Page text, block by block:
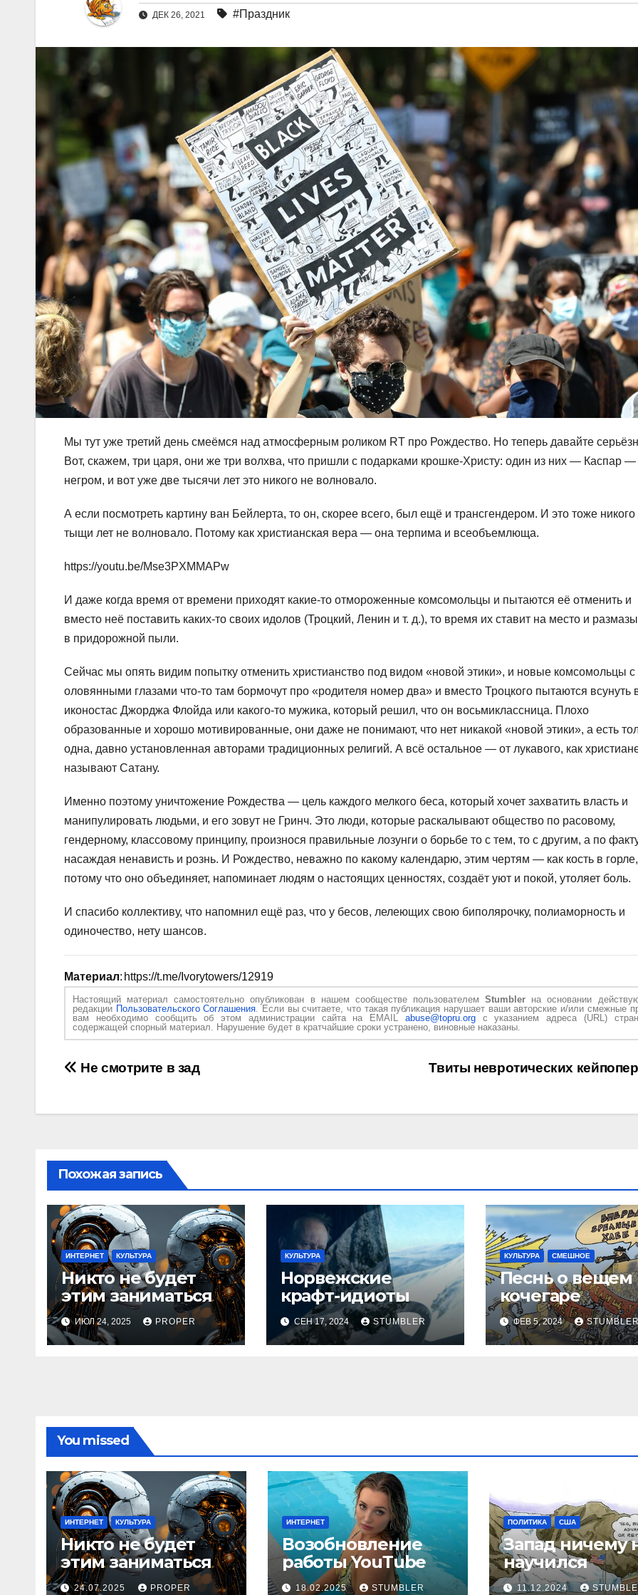
ДЕК 26, 2021 #Праздник
Мы тут уже третий день смеёмся над атмосферным роликом RT про Рождество. Но теперь давайте
Вот, скажем, три царя, они же три волхва, что пришли с подарками крошке-Христу: один из них — Каспар
негром, и вот уже две тысячи лет это никого не волновало.
А если посмотреть картину ван Бейлерта, то он, скорее всего, был ещё и трансгендером. И это тоже никого
тыщи лет не волновало. Потому как христианская вера — она терпима и всеобъемлюща.
https://youtu.be/Mse3PXMMAPw
И даже когда время от времени приходят какие-то отмороженные комсомольцы и пытаются её отменить и
вместо неё поставить каких-то своих идолов (Троцкий, Ленин и т. д.), то время их ставит на место и
в придорожной пыли.
Сейчас мы опять видим попытку отменить христианство под видом «новой этики», и новые комсомольцы с
оловянными глазами что-то там бормочут про «родителя номер два» и вместо Троцкого пытаются всунуть
иконостас Джорджа Флойда или какого-то мужика, который решил, что он восьмиклассница. Плохо
образованные и хорошо мотивированные, они даже не понимают, что нет никакой «новой этики», а есть
одна, давно установленная авторами традиционных религий. А всё остальное — от лукавого, как
называют Сатану.
Именно поэтому уничтожение Рождества — цель каждого мелкого беса, который хочет захватить власть и
манипулировать людьми, и его зовут не Гринч. Это люди, которые раскалывают общество по расовому,
гендерному, классовому принципу, произнося правильные лозунги о борьбе то с тем, то с другим, а по
насаждая ненависть и рознь. И Рождество, неважно по какому календарю, этим чертям — как кость в горле,
потому что оно объединяет, напоминает людям о настоящих ценностях, создаёт уют и покой, утоляет боль.
И спасибо коллективу, что напомнил ещё раз, что у бесов, лелеющих свою биполярочку, полиаморность и
одиночество, нету шансов.
Материал: https://t.me/Ivorytowers/12919
Настоящий материал самостоятельно опубликован в нашем сообществе пользователемStumbler на основании
редакции Пользовательского Соглашения. Если вы считаете, что такая публикация нарушает ваши авторские и/или смежные
вам необходимо сообщить об этом администрации сайта на EMAIL abuse@topru.orgс указанием адреса (URL)
содержащей спорный материал. Нарушение будет в кратчайшие сроки устранено, виновные наказаны.
Навигация
Твиты невротических
Не смотрите в зад
Похожая запись
ИНТЕРНЕТ КУЛЬТУРА
Никто не будет
этим заниматься
ИЮЛ 24, 2025 PROPER
КУЛЬТУРА
Норвежские
крафт-идиоты
СЕН 17, 2024 STUMBLER
КУЛЬТУРА СМЕШНОЕ
Песнь о вещем
кочегаре
ФЕВ 5, 2024
You missed
ИНТЕРНЕТ КУЛЬТУРА
Никто не будет
этим заниматься
24.07.2025 PROPER
ИНТЕРНЕТ
Возобновление
работы YouТube
18.02.2025 STUMBLER
ПОЛИТИКА США
Запад ничему
научился
11.12.2024